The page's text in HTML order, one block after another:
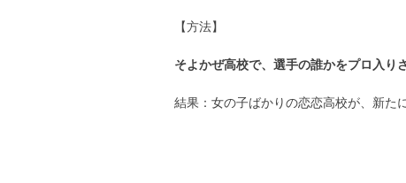
【方法】
そよかぜ高校で、選手の誰かをプロ入り
結果：女の子ばかりの恋恋高校が、新た